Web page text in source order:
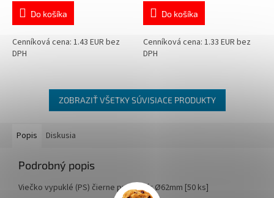
Do košíka
Cenníková cena: 1.43 EUR bez
DPH
Do košíka
Cenníková cena: 1.33 EUR bez
DPH
ZOBRAZIŤ VŠETKY SÚVISIACE PRODUKTY
Popis Diskusia
Podrobný popis
Viečko vypuklé (PS) čierne pre pohár Ø62mm [50 ks]